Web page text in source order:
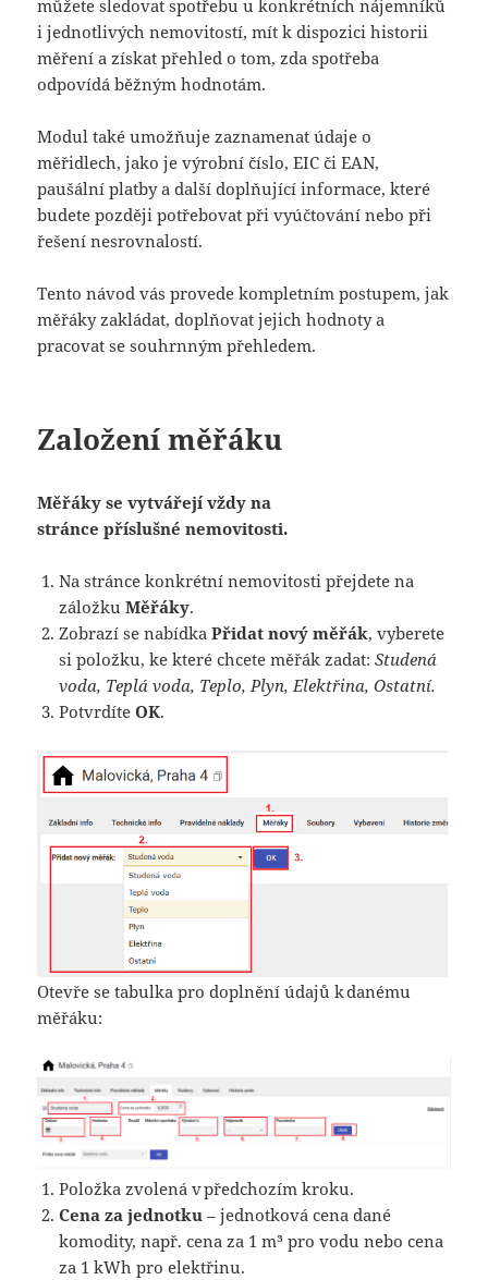
můžete sledovat spotřebu u konkrétních nájemníků
i jednotlivých nemovitostí, mít k dispozici historii
měření a získat přehled o tom, zda spotřeba
odpovídá běžným hodnotám.
Modul také umožňuje zaznamenat údaje o
měřidlech, jako je výrobní číslo, EIC či EAN,
paušální platby a další doplňující informace, které
budete později potřebovat při vyúčtování nebo při
řešení nesrovnalostí.
Tento návod vás provede kompletním postupem, jak
měřáky zakládat, doplňovat jejich hodnoty a
pracovat se souhrnným přehledem.
Založení měřáku
Měřáky se vytvářejí vždy na
stránce příslušné nemovitosti.
Na stránce konkrétní nemovitosti přejdete na
záložkuMěřáky.
Zobrazí se nabídkaPřidat nový měřák, vyberete
si položku, ke které chcete měřák zadat:Studená
voda, Teplá voda, Teplo, Plyn, Elektřina, Ostatní.
PotvrdíteOK.
Otevře se tabulka pro doplnění údajů k danému
měřáku:
Položka zvolená v předchozím kroku.
Cena za jednotku – jednotková cena dané
komodity, např. cena za 1 m³ pro vodu nebo cena
za 1 kWh pro elektřinu.